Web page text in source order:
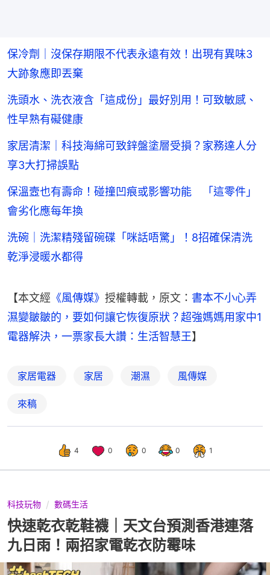
保冷劑｜沒保存期限不代表永遠有效！出現有異味3
大跡象應即丟棄
洗頭水、洗衣液含「這成份」最好別用！可致敏感、
性早熟有礙健康
家居清潔｜科技海綿可致鋅盤塗層受損？家務達人分
享3大打掃誤點
保溫壼也有壽命！碰撞凹痕或影響功能 「這零件」
會劣化應每年換
洗碗｜洗潔精殘留碗碟「咪話唔驚」！8招確保清洗
乾淨浸暖水都得
【本文經 《風傳媒》 授權轉載，原文： 書本不小心弄
濕變皺皺的，要如何讓它恢復原狀？超強媽媽用家中1
電器解決，一票家長大讚：生活智慧王】
家居電器 家居 潮濕 風傳媒
來稿
4 0 0 0 1
科技玩物 數碼生活
快速乾衣乾鞋襪｜天文台預測香港連落
九日雨！兩招家電乾衣防霉味